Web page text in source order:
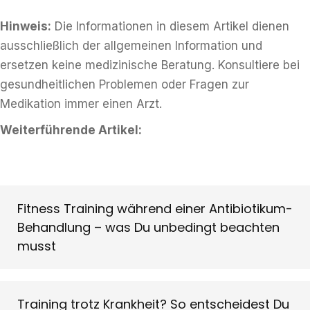
Hinweis: Die Informationen in diesem Artikel dienen
ausschließlich der allgemeinen Information und
ersetzen keine medizinische Beratung. Konsultiere bei
gesundheitlichen Problemen oder Fragen zur
Medikation immer einen Arzt.
Weiterführende Artikel:
Fitness Training während einer Antibiotikum-
Behandlung – was Du unbedingt beachten
musst
Training trotz Krankheit? So entscheidest Du